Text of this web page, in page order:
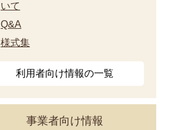
いて
Q&A
様式集
利用者向け情報の一覧
事業者向け情報